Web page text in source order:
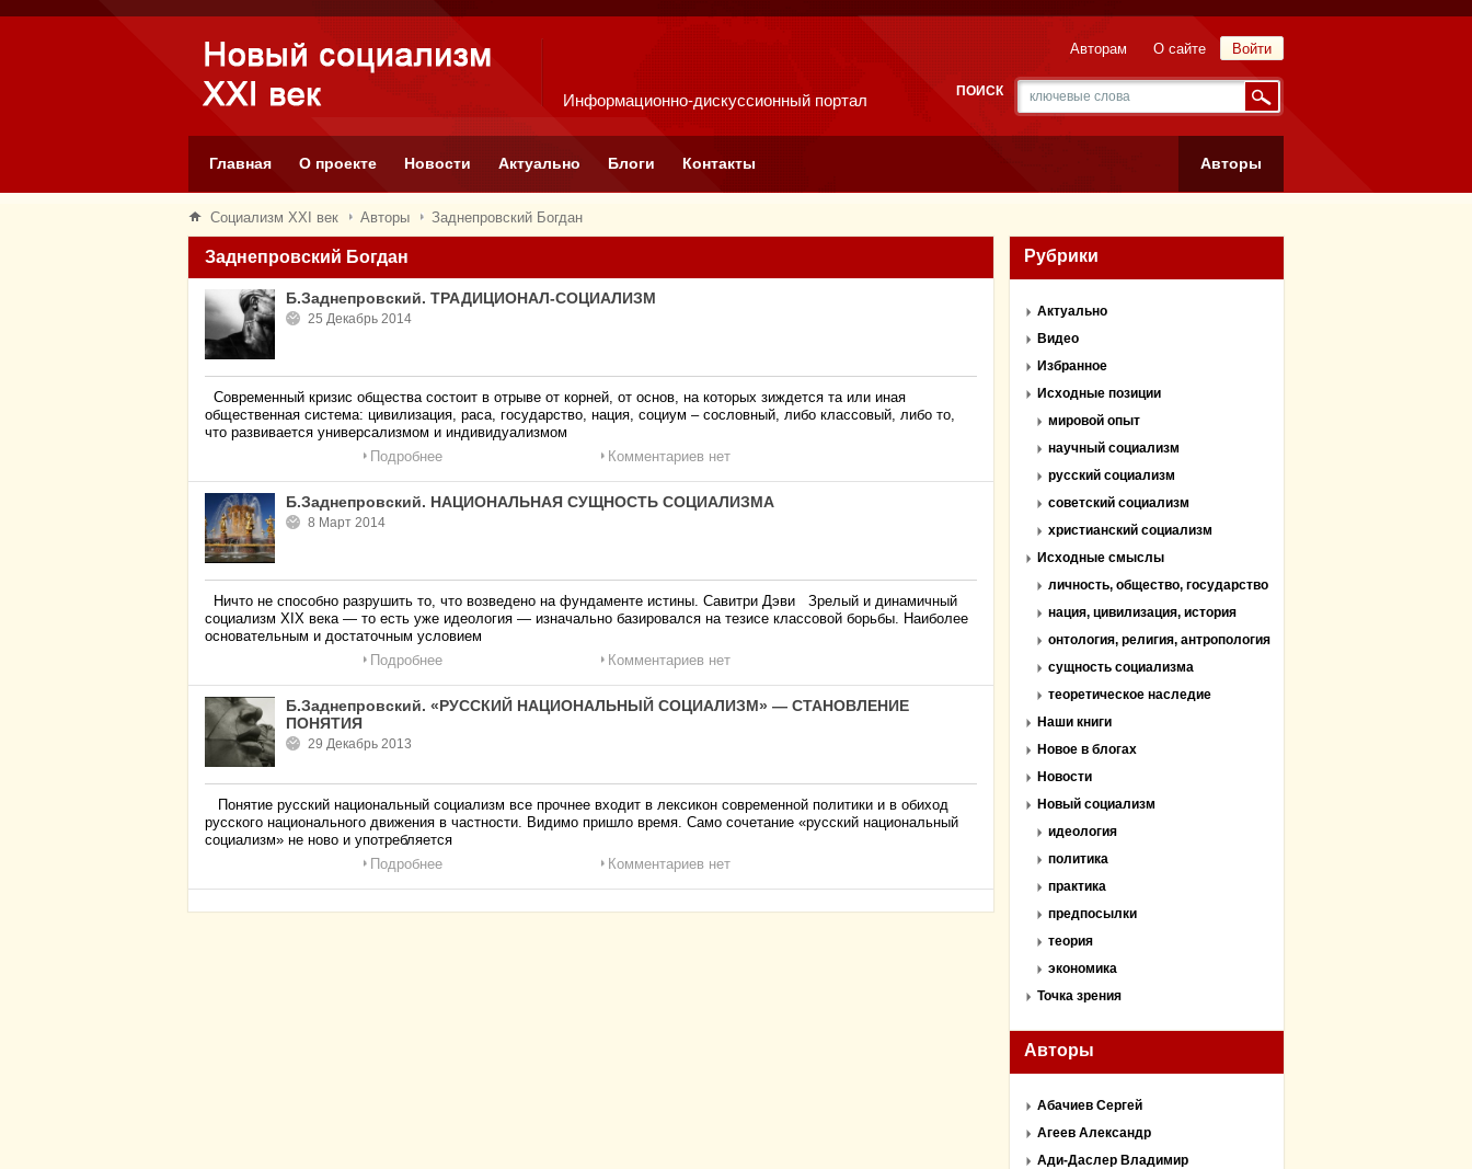
Информационно-дискуссионный портал
Войти
Авторам О сайте
ПОИСК
Главная О проекте Новости Актуально Блоги Контакты Авторы
Социализм XXI век Авторы Заднепровский Богдан
Заднепровский Богдан
Б.Заднепровский. ТРАДИЦИОНАЛ-СОЦИАЛИЗМ
25 Декабрь 2014
Современный кризис общества состоит в отрыве от корней, от основ, на которых зиждется та или иная
общественная система: цивилизация, раса, государство, нация, социум – сословный, либо классовый, либо то,
что развивается универсализмом и индивидуализмом
Подробнее
Комментариев нет
Б.Заднепровский. НАЦИОНАЛЬНАЯ СУЩНОСТЬ СОЦИАЛИЗМА
8 Март 2014
Ничто не способно разрушить то, что возведено на фундаменте истины. Савитри Дэви Зрелый и динамичный
социализм XIX века — то есть уже идеология — изначально базировался на тезисе классовой борьбы. Наиболее
основательным и достаточным условием
Подробнее
Комментариев нет
Б.Заднепровский. «РУССКИЙ НАЦИОНАЛЬНЫЙ СОЦИАЛИЗМ» — СТАНОВЛЕНИЕ
ПОНЯТИЯ
29 Декабрь 2013
Понятие русский национальный социализм все прочнее входит в лексикон современной политики и в обиход
русского национального движения в частности. Видимо пришло время. Само сочетание «русский национальный
социализм» не ново и употребляется
Подробнее
Комментариев нет
Рубрики
Актуально
Видео
Избранное
Исходные позиции
мировой опыт
научный социализм
русский социализм
советский социализм
христианский социализм
Исходные смыслы
личность, общество, государство
нация, цивилизация, история
онтология, религия, антропология
сущность социализма
теоретическое наследие
Наши книги
Новое в блогах
Новости
Новый социализм
идеология
политика
практика
предпосылки
теория
экономика
Точка зрения
Авторы
Абачиев Сергей
Агеев Александр
Ади-Даслер Владимир